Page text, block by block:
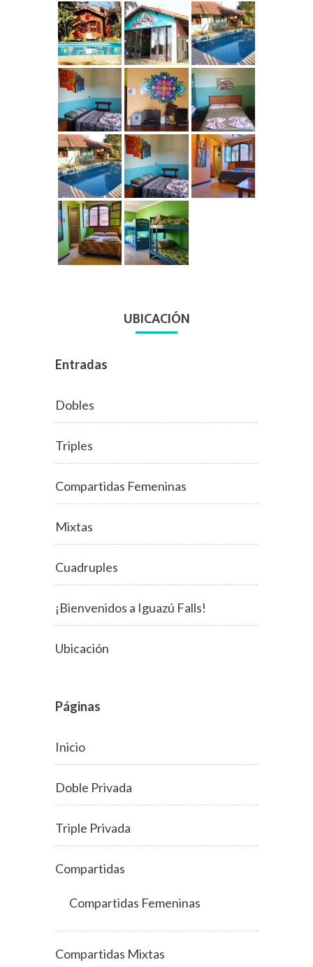
UBICACIÓN
Entradas
Dobles
Triples
Compartidas Femeninas
Mixtas
Cuadruples
¡Bienvenidos a Iguazú Falls!
Ubicación
Páginas
Inicio
Doble Privada
Triple Privada
Compartidas
Compartidas Femeninas
Compartidas Mixtas